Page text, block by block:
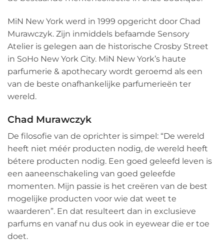
MiN New York werd in 1999 opgericht door Chad
Murawczyk. Zijn inmiddels befaamde Sensory
Atelier is gelegen aan de historische Crosby Street
in SoHo New York City. MiN New York’s haute
parfumerie & apothecary wordt geroemd als een
van de beste onafhankelijke parfumerieën ter
wereld.
Chad Murawczyk
De filosofie van de oprichter is simpel: “De wereld
heeft niet méér producten nodig, de wereld heeft
bétere producten nodig. Een goed geleefd leven is
een aaneenschakeling van goed geleefde
momenten. Mijn passie is het creëren van de best
mogelijke producten voor wie dat weet te
waarderen”. En dat resulteert dan in exclusieve
parfums en vanaf nu dus ook in eyewear die er toe
doet.